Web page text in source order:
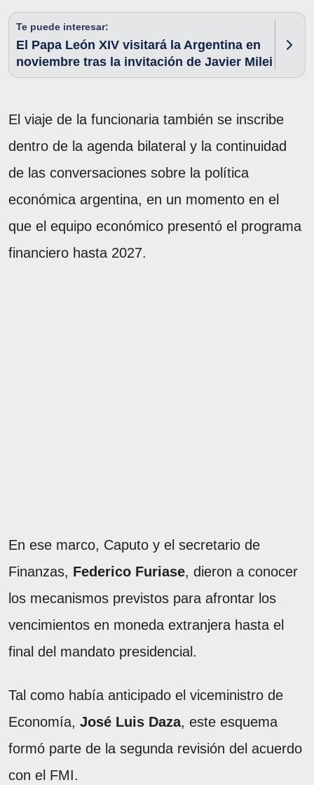
Te puede interesar:
El Papa León XIV visitará la Argentina en
noviembre tras la invitación de Javier Milei
El viaje de la funcionaria también se inscribe
dentro de la agenda bilateral y la continuidad
de las conversaciones sobre la política
económica argentina, en un momento en el
que el equipo económico presentó el programa
financiero hasta 2027.
En ese marco, Caputo y el secretario de
Finanzas, Federico Furiase, dieron a conocer
los mecanismos previstos para afrontar los
vencimientos en moneda extranjera hasta el
final del mandato presidencial.
Tal como había anticipado el viceministro de
Economía, José Luis Daza, este esquema
formó parte de la segunda revisión del acuerdo
con el FMI.